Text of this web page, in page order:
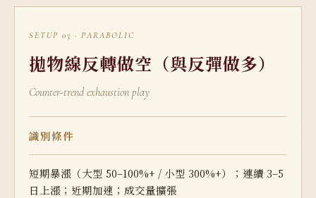
SETUP 03 · PARABOLIC
拋物線反轉做空（與反彈做多）
Counter-trend exhaustion play
識別條件
短期暴漲（大型 50–100%+ / 小型 300%+）；連續 3–5
日上漲；近期加速；成交量擴張